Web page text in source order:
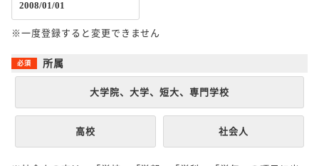
※一度登録すると変更できません
所属
大学院、大学、短大、専門学校
高校 社会人